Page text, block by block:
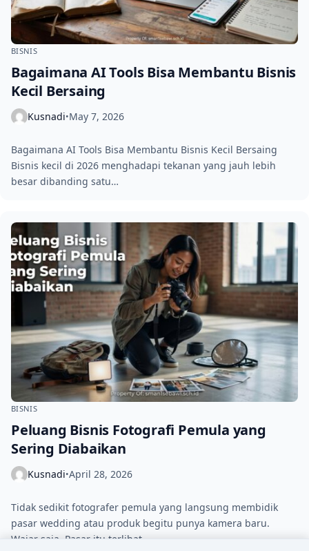
BISNIS
Bagaimana AI Tools Bisa Membantu Bisnis
Kecil Bersaing
Kusnadi•May 7, 2026
Bagaimana AI Tools Bisa Membantu Bisnis Kecil Bersaing
Bisnis kecil di 2026 menghadapi tekanan yang jauh lebih
besar dibanding satu…
BISNIS
Peluang Bisnis Fotografi Pemula yang
Sering Diabaikan
Kusnadi•April 28, 2026
Tidak sedikit fotografer pemula yang langsung membidik
pasar wedding atau produk begitu punya kamera baru.
Wajar saja. Pasar itu terlihat…